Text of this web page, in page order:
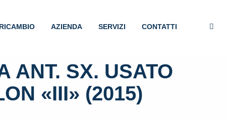
AZIENDA SERVIZI CONTATTI
ANT. SX. USATO
«III» (2015)